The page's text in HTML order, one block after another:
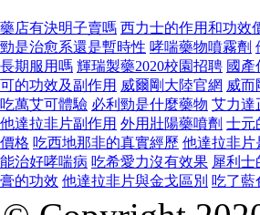
藥店有決明子賣嗎 西力士的作用和功效
勁是治愈系還是暫時性 哮喘藥物噴霧劑
長期服用嗎 輝瑞製藥2020校園招聘 國產
可的功效及副作用 威爾剛大陸官網 威而
吃萬艾可體驗 必利勁是什麼藥物 艾力達
他達拉非片副作用 外用壯陽藥噴劑 士元
價格 吃西地那非的真實經歷 他達拉非片
能治好哮喘病 吃希愛力沒有效果 犀利士
膏的功效 他達拉非片與金戈區別 吃了藍